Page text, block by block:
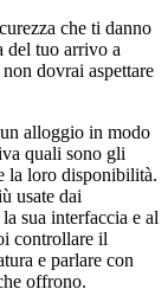
che ti danno
del tuo arrivo a
dovrai aspettare
alloggio in modo
quali sono gli
la loro disponibilità.
usate dai
sua interfaccia e al
controllare il
e parlare con
offrono.